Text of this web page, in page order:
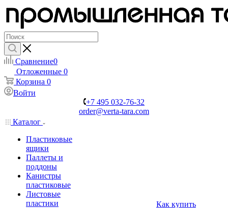
Сравнение0
Отложенные 0
Корзина 0
Войти
+7 495 032-76-32
order@verta-tara.com
Каталог
Пластиковые
ящики
Паллеты и
поддоны
Канистры
пластиковые
Листовые
пластики
Как купить